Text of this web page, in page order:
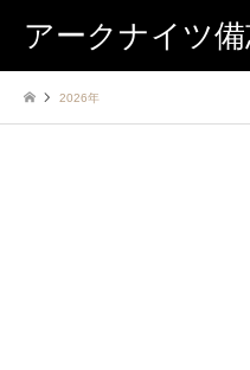
アークナイツ
2026年